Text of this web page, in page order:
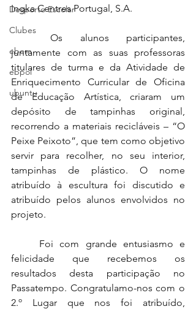
Desporto Escolar
Clubes
ebem
ebpol
ubuntu
Ingka Centres Portugal, S.A.
	Os alunos participantes,
juntamente com as suas professoras
titulares de turma e da Atividade de
Enriquecimento Curricular de Oficina
de Educação Artística, criaram um
depósito de tampinhas original,
recorrendo a materiais recicláveis – “O
Peixe Peixoto”, que tem como objetivo
servir para recolher, no seu interior,
tampinhas de plástico. O nome
atribuído à escultura foi discutido e
atribuído pelos alunos envolvidos no
projeto.
felicidade que recebemos os
resultados desta participação no
Passatempo. Congratulamo-nos com o
2.º Lugar que nos foi atribuído,